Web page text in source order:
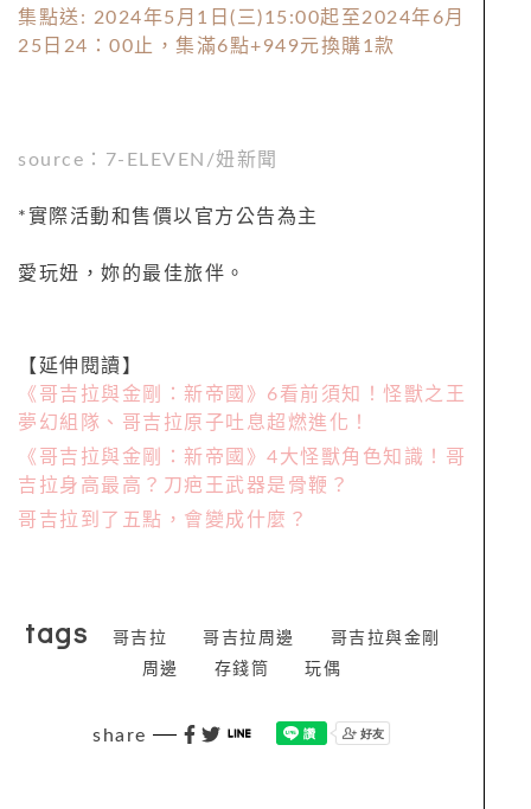
集點送: 2024年5月1日(三)15:00起至2024年6月
25日24：00止，集滿6點+949元換購1款
source ：7-ELEVEN /妞新聞
*實際活動和售價以官方公告為主
愛玩妞，妳的最佳旅伴。
【延伸閱讀】
《哥吉拉與金剛：新帝國》6看前須知！怪獸之王
夢幻組隊、哥吉拉原子吐息超燃進化！
《哥吉拉與金剛：新帝國》4大怪獸角色知識！哥
吉拉身高最高？刀疤王武器是骨鞭？
哥吉拉到了五點，會變成什麼？
tags 哥吉拉 哥吉拉周邊
哥吉拉與金剛
周邊
存錢筒 玩偶
share